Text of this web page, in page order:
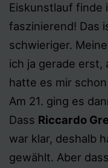
Eiskunstlauf finde
faszinierend! Das
schwieriger.
ich ja gerade erst,
hatte es mir
Am 21. ging es
Dass Riccardo
war klar, deshalb
gewählt. Aber